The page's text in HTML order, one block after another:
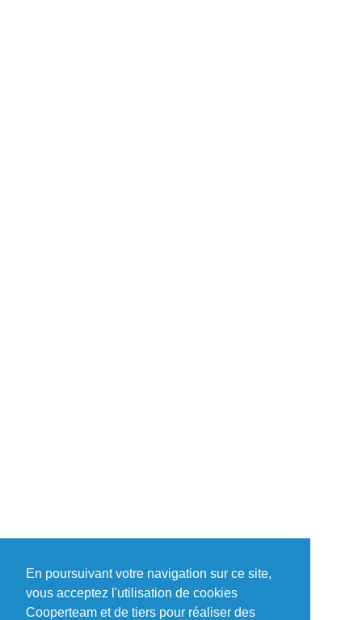
En poursuivant votre navigation sur ce site,
vous acceptez l'utilisation de cookies
Cooperteam et de tiers pour réaliser des